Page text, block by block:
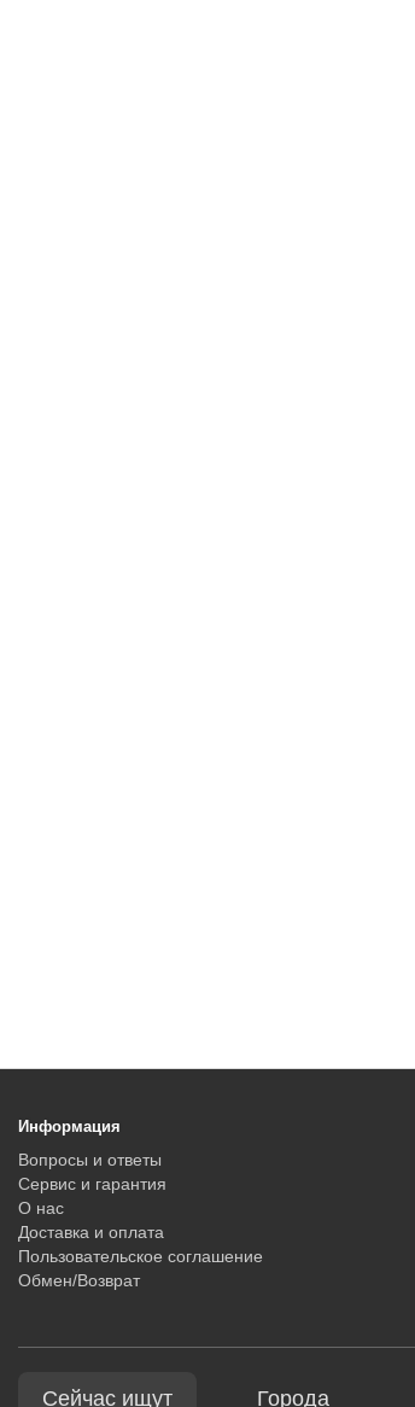
для лапок PFAFF
Информация
Вопросы и ответы
Сервис и гарантия
О нас
Доставка и оплата
Пользовательское соглашение
Обмен/Возврат
Сейчас ищут Города